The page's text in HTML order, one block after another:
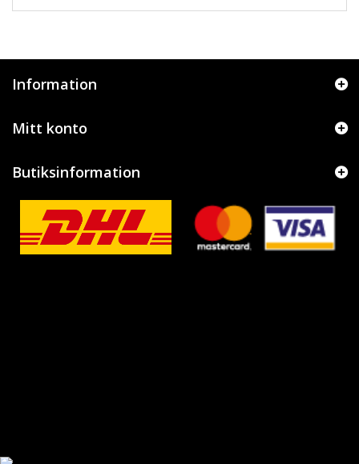
Information
Mitt konto
Butiksinformation